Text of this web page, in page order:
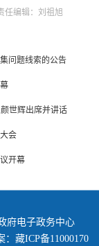
任编辑：刘祖旭
问题线索的公告
世辉出席并讲话
会
开幕
府电子政务中心
藏ICP备11000170